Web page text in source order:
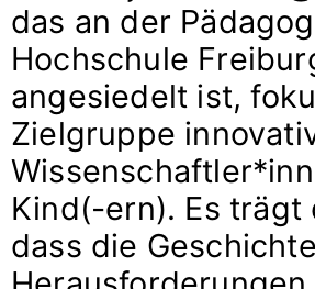
das an der
Hochschule
angesiedelt ist,
Zielgruppe
Kind(-ern). Es trägt
dass die